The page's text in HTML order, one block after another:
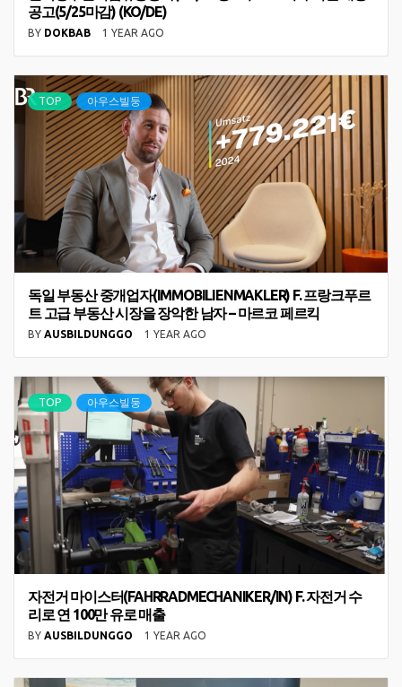
공고(5/25마감) (KO/DE)
BY DOKBAB 1 YEAR AGO
TOP 아우스빌둥
독일 부동산 중개업자(IMMOBILIENMAKLER) F. 프랑크푸르
트 고급 부동산 시장을 장악한 남자 – 마르코 페르킥
BY AUSBILDUNGGO 1 YEAR AGO
TOP 아우스빌둥
자전거 마이스터(FAHRRADMECHANIKER/IN) F. 자전거 수
리로 연 100만 유로 매출
BY AUSBILDUNGGO 1 YEAR AGO